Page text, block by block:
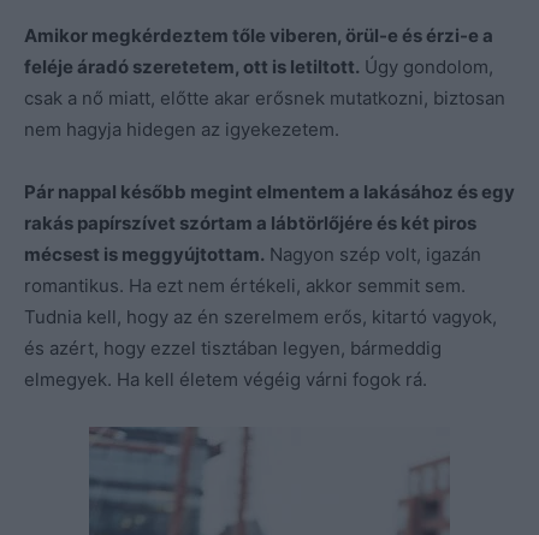
Amikor megkérdeztem tőle viberen, örül-e és érzi-e a
feléje áradó szeretetem, ott is letiltott. Úgy gondolom,
csak a nő miatt, előtte akar erősnek mutatkozni, biztosan
nem hagyja hidegen az igyekezetem.
Pár nappal később megint elmentem a lakásához és egy
rakás papírszívet szórtam a lábtörlőjére és két piros
mécsest is meggyújtottam. Nagyon szép volt, igazán
romantikus. Ha ezt nem értékeli, akkor semmit sem.
Tudnia kell, hogy az én szerelmem erős, kitartó vagyok,
és azért, hogy ezzel tisztában legyen, bármeddig
elmegyek. Ha kell életem végéig várni fogok rá.